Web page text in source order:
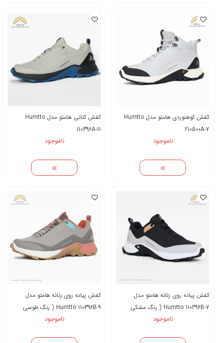
کفش کوهنوردی هامتو مدل Humtto
210500A-7
ناموجود
کفش کتانی هامتو مدل Humtto
110396A-11
ناموجود
کفش پیاده روی زنانه هامتو مدل
Humtto 110396B-7 ( رنگ مشکی
ناموجود
کفش پیاده روی زنانه هامتو مدل
Humtto 110396B-9 ( رنگ طوسی
ناموجود